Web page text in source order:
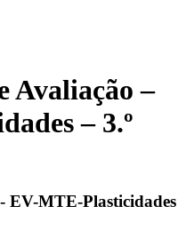
Avaliação –
– 3.º
EV-MTE-Plasticidades